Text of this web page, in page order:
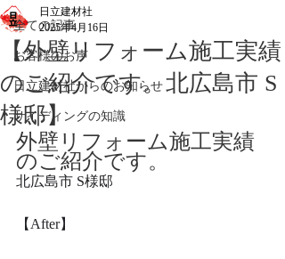
全ての記事
お客様のお声
日立建材社からのお知らせ
サイディングの知識
【外壁リフォーム施工実績
のご紹介です。北広島市 S
様邸】
日立建材社
2025年4月16日
外壁リフォーム施工実績
のご紹介です。
北広島市 S様邸
【After】